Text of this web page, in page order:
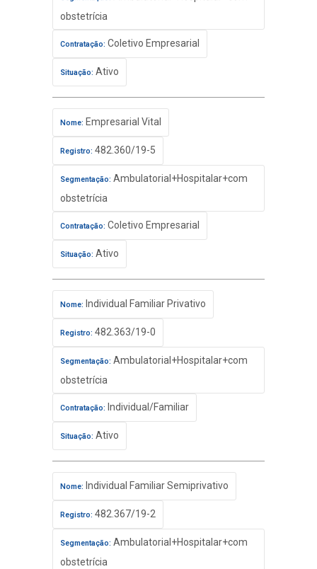
obstetrícia
Contratação: Coletivo Empresarial
Situação: Ativo
Nome: Empresarial Vital
Registro: 482.360/19-5
Segmentação: Ambulatorial+Hospitalar+com
obstetrícia
Contratação: Coletivo Empresarial
Situação: Ativo
Nome: Individual Familiar Privativo
Registro: 482.363/19-0
Segmentação: Ambulatorial+Hospitalar+com
obstetrícia
Contratação: Individual/Familiar
Situação: Ativo
Nome: Individual Familiar Semiprivativo
Registro: 482.367/19-2
Segmentação: Ambulatorial+Hospitalar+com
obstetrícia